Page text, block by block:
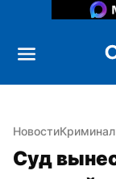
НовостиКриминал
Суд